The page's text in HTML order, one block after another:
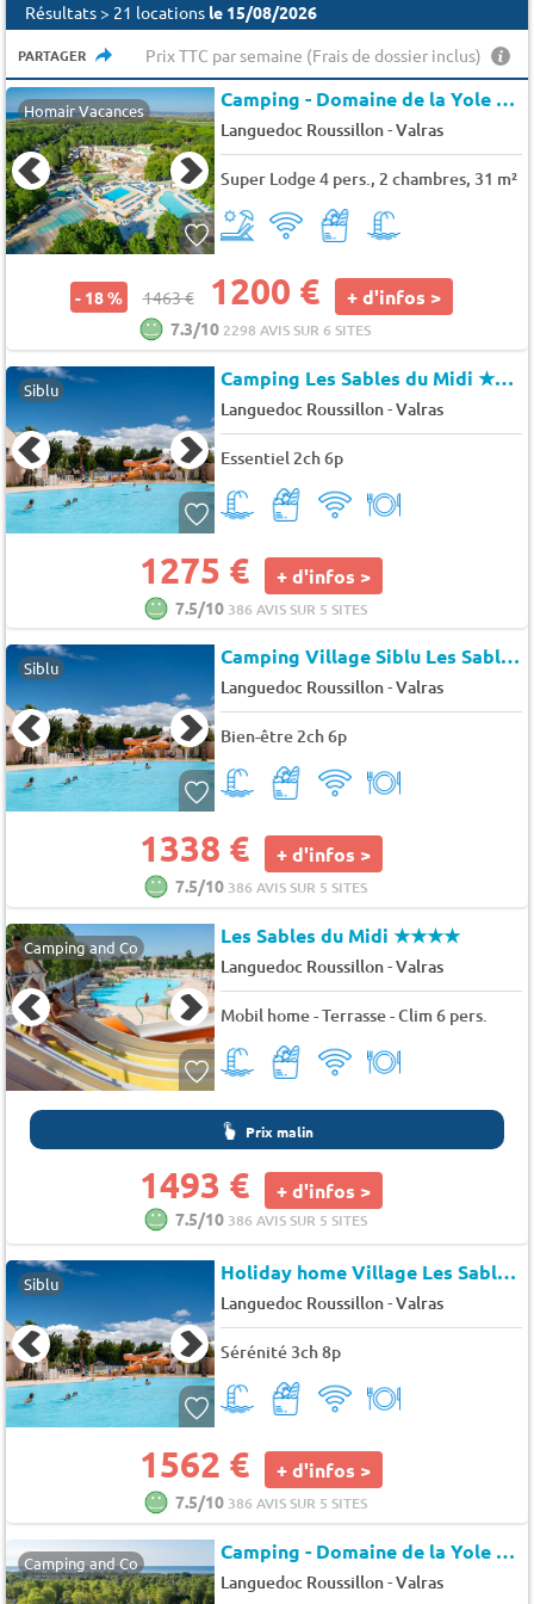
Résultats > 21 locations le 15/08/2026
PARTAGER Prix TTC par semaine (Frais de dossier inclus)
Homair Vacances Camping - Domaine de la Yole
Languedoc Roussillon-Valras
Super Lodge 4 pers., 2 chambres, 31 m²
- 18 % 1463 € 1200 € + d'infos >
7.3/10 2298 AVIS SUR 6 SITES
Siblu Camping Les Sables du Midi★★★★
Languedoc Roussillon-Valras
Essentiel 2ch 6p
1275 € + d'infos >
7.5/10 386 AVIS SUR 5 SITES
Siblu Camping Village Siblu Les Sables du Midi
Languedoc Roussillon-Valras
Bien-être 2ch 6p
1338 € + d'infos >
7.5/10 386 AVIS SUR 5 SITES
Camping and Co Les Sables du Midi★★★★
Languedoc Roussillon-Valras
Mobil home - Terrasse - Clim 6 pers.
Prix malin
1493 € + d'infos >
7.5/10 386 AVIS SUR 5 SITES
Siblu Holiday home Village Les Sables du Midi
Languedoc Roussillon-Valras
Sérénité 3ch 8p
1562 € + d'infos >
7.5/10 386 AVIS SUR 5 SITES
Camping and Co Camping - Domaine de la Yole
Languedoc Roussillon-Valras